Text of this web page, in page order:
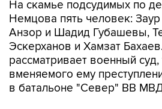
Анзор и Шадид Губашевы,
Эскерханов и Хамзат
рассматривает военный суд,
вменяемого ему
в батальоне "Север" ВВ
В зависимости от роли и